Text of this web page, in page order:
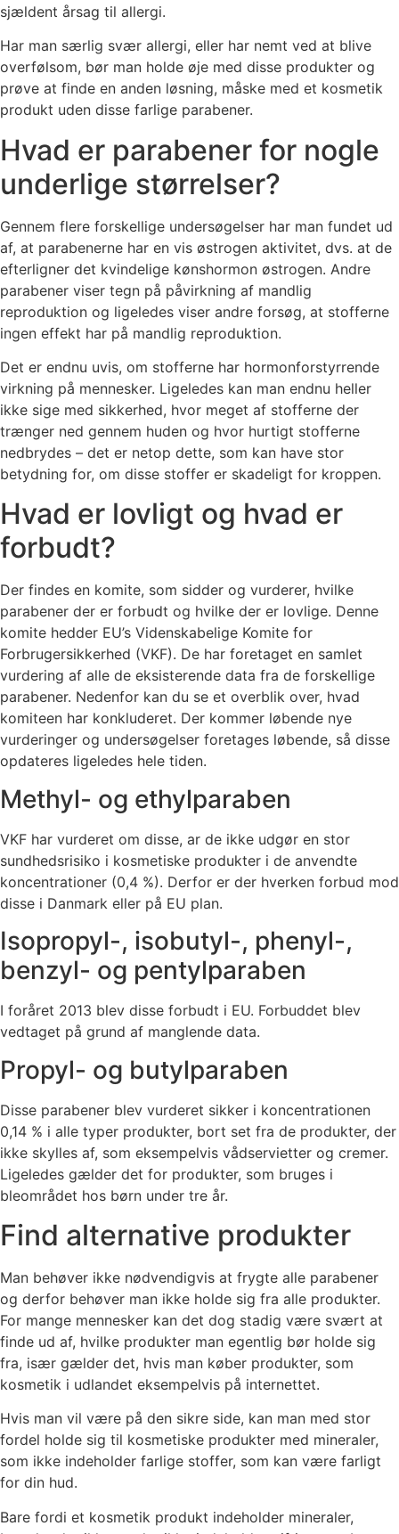
sjældent årsag til allergi.
Har man særlig svær allergi, eller har nemt ved at blive
overfølsom, bør man holde øje med disse produkter og
prøve at finde en anden løsning, måske med et kosmetik
produkt uden disse farlige parabener.
Hvad er parabener for nogle
underlige størrelser?
Gennem flere forskellige undersøgelser har man fundet ud
af, at parabenerne har en vis østrogen aktivitet, dvs. at de
efterligner det kvindelige kønshormon østrogen. Andre
parabener viser tegn på påvirkning af mandlig
reproduktion og ligeledes viser andre forsøg, at stofferne
ingen effekt har på mandlig reproduktion.
Det er endnu uvis, om stofferne har hormonforstyrrende
virkning på mennesker. Ligeledes kan man endnu heller
ikke sige med sikkerhed, hvor meget af stofferne der
trænger ned gennem huden og hvor hurtigt stofferne
nedbrydes – det er netop dette, som kan have stor
betydning for, om disse stoffer er skadeligt for kroppen.
Hvad er lovligt og hvad er
forbudt?
Der findes en komite, som sidder og vurderer, hvilke
parabener der er forbudt og hvilke der er lovlige. Denne
komite hedder EU’s Videnskabelige Komite for
Forbrugersikkerhed (VKF). De har foretaget en samlet
vurdering af alle de eksisterende data fra de forskellige
parabener. Nedenfor kan du se et overblik over, hvad
komiteen har konkluderet. Der kommer løbende nye
vurderinger og undersøgelser foretages løbende, så disse
opdateres ligeledes hele tiden.
Methyl- og ethylparaben
VKF har vurderet om disse, ar de ikke udgør en stor
sundhedsrisiko i kosmetiske produkter i de anvendte
koncentrationer (0,4 %). Derfor er der hverken forbud mod
disse i Danmark eller på EU plan.
Isopropyl-, isobutyl-, phenyl-,
benzyl- og pentylparaben
I foråret 2013 blev disse forbudt i EU. Forbuddet blev
vedtaget på grund af manglende data.
Propyl- og butylparaben
Disse parabener blev vurderet sikker i koncentrationen
0,14 % i alle typer produkter, bort set fra de produkter, der
ikke skylles af, som eksempelvis vådservietter og cremer.
Ligeledes gælder det for produkter, som bruges i
bleområdet hos børn under tre år.
Find alternative produkter
Man behøver ikke nødvendigvis at frygte alle parabener
og derfor behøver man ikke holde sig fra alle produkter.
For mange mennesker kan det dog stadig være svært at
finde ud af, hvilke produkter man egentlig bør holde sig
fra, især gælder det, hvis man køber produkter, som
kosmetik i udlandet eksempelvis på internettet.
Hvis man vil være på den sikre side, kan man med stor
fordel holde sig til kosmetiske produkter med mineraler,
som ikke indeholder farlige stoffer, som kan være farligt
for din hud.
Bare fordi et kosmetik produkt indeholder mineraler,